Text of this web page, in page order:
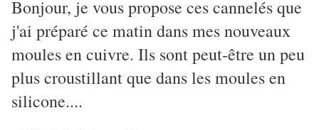
Bonjour, je vous propose ces cannelés que
j'ai préparé ce matin dans mes nouveaux
moules en cuivre. Ils sont peut-être un peu
plus croustillant que dans les moules en
silicone....